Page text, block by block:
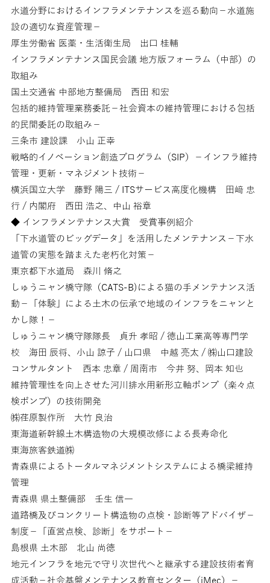
水道分野におけるインフラメンテナンスを巡る動向－水道施
設の適切な資産管理－
厚生労働省 医薬・生活衛生局 出口 桂輔
インフラメンテナンス国民会議 地方版フォーラム（中部）の
取組み
国土交通省 中部地方整備局 西田 和宏
包括的維持管理業務委託－社会資本の維持管理における包括
的民間委託の取組み－
三条市 建設課 小山 正幸
戦略的イノベーション創造プログラム（SIP）－インフラ維持
管理・更新・マネジメント技術－
横浜国立大学 藤野 陽三 / ITSサービス高度化機構 田﨑 忠
行 / 内閣府 西田 浩之、中山 裕章
◆ インフラメンテナンス大賞 受賞事例紹介
「下水道管のビッグデータ」を活用したメンテナンス－下水
道管の実態を踏まえた老朽化対策－
東京都下水道局 森川 脩之
しゅうニャン橋守隊（CATS-B)による猫の手メンテナンス活
動－「体験」による土木の伝承で地域のインフラをニャンと
かし隊！－
しゅうニャン橋守隊隊長 貞升 孝昭 / 徳山工業高等専門学
校 海田 辰将、小山 諒子 / 山口県 中越 亮太 / ㈱山口建設
コンサルタント 西本 忠章 / 周南市 今井 努、岡本 知也
維持管理性を向上させた河川排水用新形立軸ポンプ（楽々点
検ポンプ）の技術開発
㈱荏原製作所 大竹 良治
東海道新幹線土木構造物の大規模改修による長寿命化
東海旅客鉄道㈱
青森県によるトータルマネジメントシステムによる橋梁維持
管理
青森県 県土整備部 壬生 信一
道路橋及びコンクリート構造物の点検・診断等アドバイザ－
制度－「直営点検、診断」をサポート－
島根県 土木部 北山 尚徳
地元インフラを地元で守り次世代へと継承する建設技術者育
成活動－社会基盤メンテナンス教育センター（iMec）－